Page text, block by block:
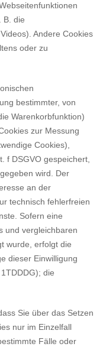
B. die
Andere Cookies
oder zu
bestimmter, von
Warenkorbfunktion)
zur Messung
Cookies),
f DSGVO gespeichert,
wird. Der
an der
technisch fehlerfreien
Sofern eine
und vergleichbaren
wurde, erfolgt die
dieser Einwilligung
die
Sie über das Setzen
nur im Einzelfall
Fälle oder